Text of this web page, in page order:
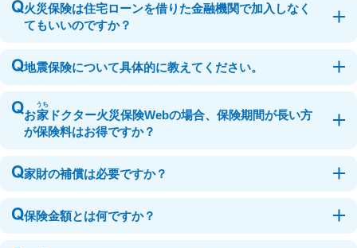
火災保険は住宅ローンを借りた金融機関で加入しなく
てもいいのですか？
地震保険について具体的に教えてください。
お家
うち
ドクター火災保険Webの場合、保険期間が長い方
が保険料はお得ですか？
家財の補償は必要ですか？
保険金額とは何ですか？